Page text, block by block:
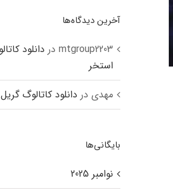
آخرین دیدگاه‌ها
mtgroup2203در دانلود
استخر
مهدیدر دانلود کاتالوگ
بایگانی‌ها
نوامبر 2025